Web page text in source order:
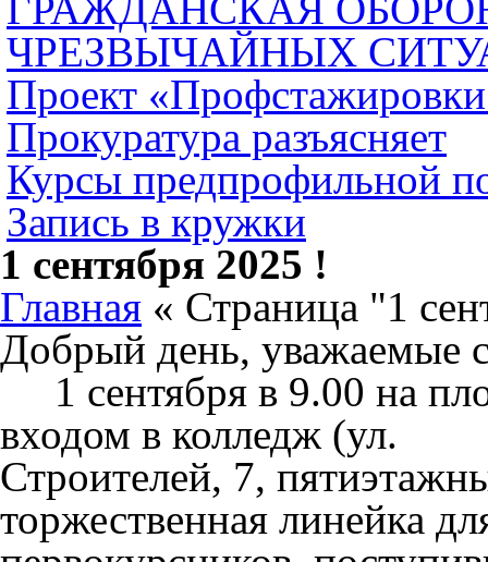
ЧРЕЗВЫЧАЙНЫХ
Проект
Прокуратура разъясняет
Курсы предпрофильной
Запись в кружки
1 сентября 2025 !
Главная « Страница "1
Добрый день, уважаемые
1 сентября в 9.00 на
входом в колледж (ул.
Строителей, 7,
торжественная линейка